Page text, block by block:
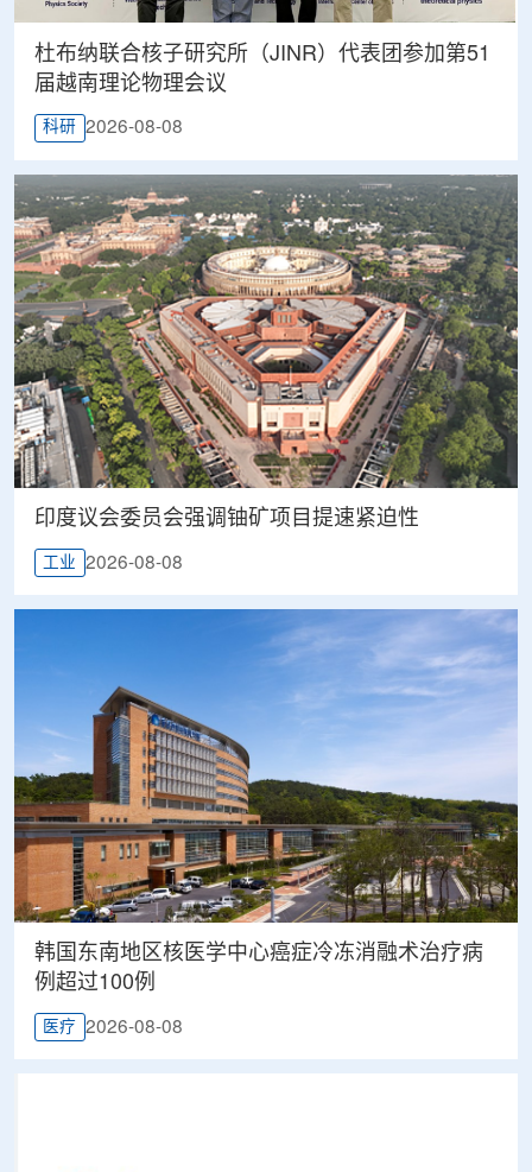
杜布纳联合核子研究所（JINR）代表团参加第51
届越南理论物理会议
科研 2026-08-08
印度议会委员会强调铀矿项目提速紧迫性
工业 2026-08-08
韩国东南地区核医学中心癌症冷冻消融术治疗病
例超过100例
医疗 2026-08-08